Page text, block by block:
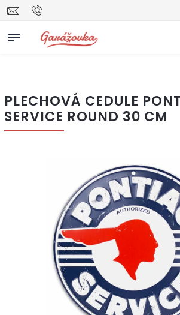
PLECHOVÁ CEDULE
SERVICE ROUND 30 CM